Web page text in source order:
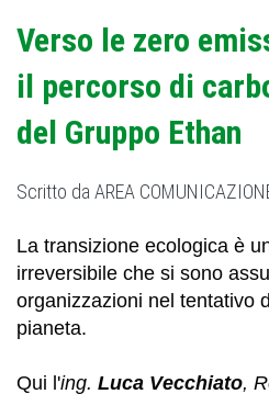
Verso le zero
il percorso di
del Gruppo Ethan
Scritto da AREA
La transizione ecologica è
irreversibile che si sono
organizzazioni nel tentativo
pianeta.
Qui l'ing. Luca Vecchiato,